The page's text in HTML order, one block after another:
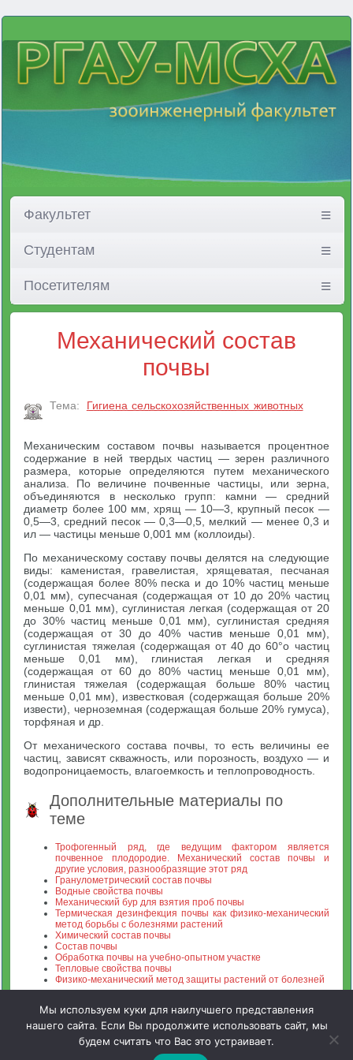
Факультет
Студентам
Посетителям
Механический состав
почвы
Тема: Гигиена сельскохозяйственных животных
Механическим составом почвы называется процентное
содержание в ней твердых частиц — зерен различного
размера, которые определяются путем механического
анализа. По величине почвенные частицы, или зерна,
объединяются в несколько групп: камни — средний
диаметр более 100 мм, хрящ — 10—3, крупный песок —
0,5—3, средний песок — 0,3—0,5, мелкий — менее 0,3 и
ил — частицы меньше 0,001 мм (коллоиды).
По механическому составу почвы делятся на следующие
виды: каменистая, гравелистая, хрящеватая, песчаная
(содержащая более 80% песка и до 10% частиц меньше
0,01 мм), супесчаная (содержащая от 10 до 20% частиц
меньше 0,01 мм), суглинистая легкая (содержащая от 20
до 30% частиц меньше 0,01 мм), суглинистая средняя
(содержащая от 30 до 40% частив меньше 0,01 мм),
суглинистая тяжелая (содержащая от 40 до 60°о частиц
меньше 0,01 мм), глинистая легкая и средняя
(содержащая от 60 до 80% частиц меньше 0,01 мм),
глинистая тяжелая (содержащая больше 80% частиц
меньше 0,01 мм), известковая (содержащая больше 20%
извести), черноземная (содержащая больше 20% гумуса),
торфяная и др.
От механического состава почвы, то есть величины ее
частиц, зависят скважность, или порозность, воздухо — и
водопроницаемость, влагоемкость и теплопроводность.
Дополнительные материалы по
теме
Трофогенный ряд, где ведущим фактором является
почвенное плодородие. Механический состав почвы и
другие условия, разнообразящие этот ряд
Гранулометрический состав почвы
Водные свойства почвы
Механический бур для взятия проб почвы
Термическая дезинфекция почвы как физико-механический
метод борьбы с болезнями растений
Химический состав почвы
Состав почвы
Обработка почвы на учебно-опытном участке
Тепловые свойства почвы
Физико-механический метод защиты растений от болезней
Зооинженерный факультет МСХА. Неофициальный сайт
Мы используем куки для наилучшего представления
нашего сайта. Если Вы продолжите использовать сайт, мы
будем считать что Вас это устраивает.